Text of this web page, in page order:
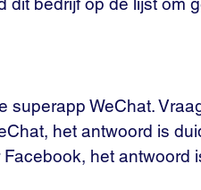
superapp WeChat.
het antwoord is
het antwoord